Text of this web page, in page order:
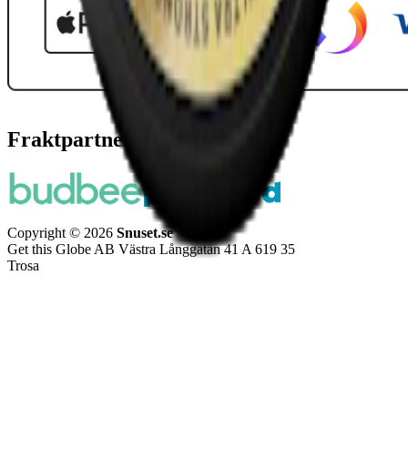
Fraktpartners
Copyright © 2026 Snuset.se
Get this Globe AB Västra Långgatan 41 A 619 35
Trosa